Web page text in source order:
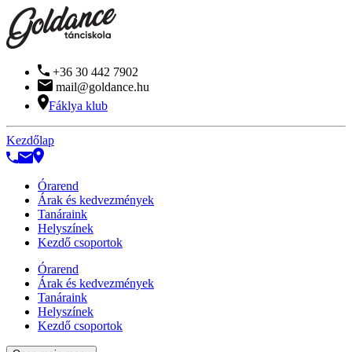
+36 30 442 7902
mail@goldance.hu
Fáklya klub
Kezdőlap
Órarend
Árak és kedvezmények
Tanáraink
Helyszínek
Kezdő csoportok
Órarend
Árak és kedvezmények
Tanáraink
Helyszínek
Kezdő csoportok